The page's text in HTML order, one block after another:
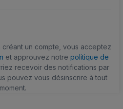
créant un compte, vous acceptez
et approuvez notre politique de
recevoir des notifications par
pouvez vous désinscrire à tout
moment.